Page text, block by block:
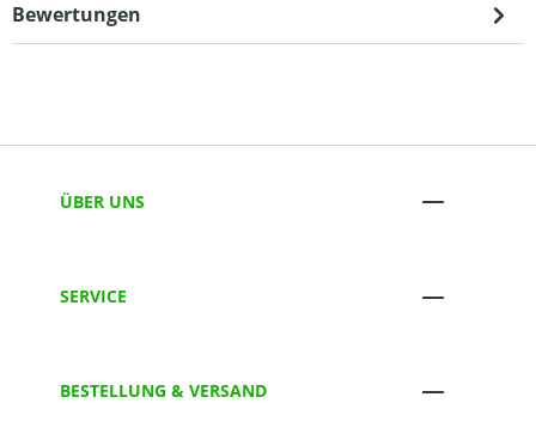
Bewertungen
ÜBER UNS
SERVICE
BESTELLUNG & VERSAND